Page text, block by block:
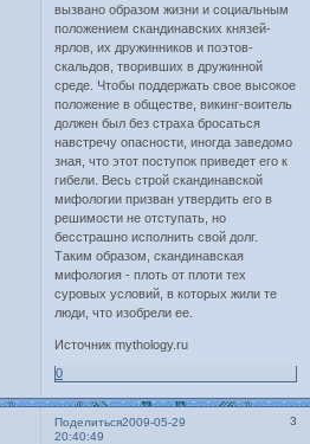
вызвано образом жизни и социальным
положением скандинавских князей-
ярлов, их дружинников и поэтов-
скальдов, творивших в дружинной
среде. Чтобы поддержать свое высокое
положение в обществе, викинг-воитель
должен был без страха бросаться
навстречу опасности, иногда заведомо
зная, что этот поступок приведет его к
гибели. Весь строй скандинавской
мифологии призван утвердить его в
решимости не отступать, но
бесстрашно исполнить свой долг.
Таким образом, скандинавская
мифология - плоть от плоти тех
суровых условий, в которых жили те
люди, что изобрели ее.
Источник mythology.ru
0
Поделиться 3
2009-05-29
20:40:49